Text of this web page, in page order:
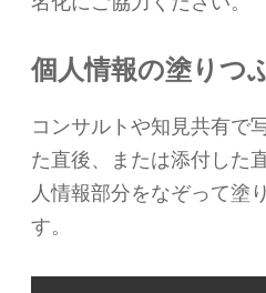
個人情報の塗りつ
コンサルトや知見共有で
た直後、または添付した
人情報部分をなぞって塗
す。